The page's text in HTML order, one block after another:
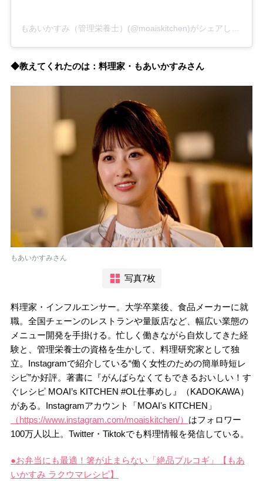
もあいかすみ（管理栄養士）(@moaiskitchen)がシェアした投稿
◆教えてくれたのは：料理家・もあいかすみさん
もあいかすみさん
写真7枚
料理家・インフルエンサー。大学卒業後、食品メーカーに就
職。全国チェーンのレストランや量販店など、幅広い業態の
メニュー開発を手掛ける。忙しく働きながら自炊してきた経
験と、管理栄養士の資格を生かして、料理研究家として独
立。Instagramで紹介している“働く女性のための簡単時短レ
シピ”か好評。著書に『がんばらなくてもできるおいしい！す
ぐレシピ MOAI’s KITCHEN #OL仕事めし』（KADOKAWA）
がある。Instagramアカウント「MOAIʼs KITCHEN」
（https://www.instagram.com/moaiskitchen/） はフォロワー
100万人以上。Twitter・Tiktokでも料理情報を発信している。
●お弁当にも最適！箸が止まらない「絶品プルコギ」【もあ
いかすみ ラクウマレシピ】